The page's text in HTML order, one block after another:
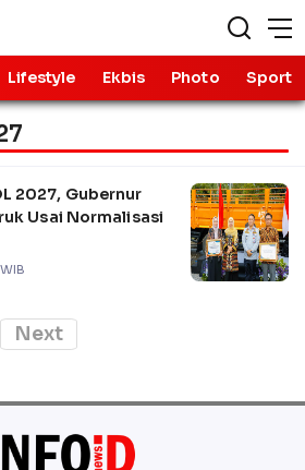
Lifestyle Ekbis Photo Sport
2027, Gubernur
Usai Normalisasi
Next